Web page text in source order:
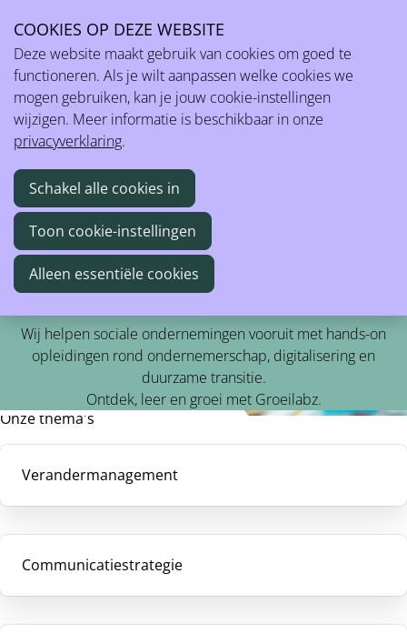
Sociaal ondernemerschap versterken
Zoek
Zoek
Meest bezochte onderwerpen
Subsidiemanagement
Managementrapportering
Jouw springplank naar duurzaam en innovatief
ondernemen
Wij helpen sociale ondernemingen vooruit met hands-on
opleidingen rond ondernemerschap, digitalisering en
duurzame transitie.
Ontdek, leer en groei met Groeilabz.
Onze thema's
Verandermanagement
Communicatiestrategie
COOKIES OP DEZE WEBSITE
Deze website maakt gebruik van cookies om goed te
functioneren. Als je wilt aanpassen welke cookies we
mogen gebruiken, kan je jouw cookie-instellingen
wijzigen. Meer informatie is beschikbaar in onze
privacyverklaring.
Schakel alle cookies in
Toon cookie-instellingen
Alleen essentiële cookies